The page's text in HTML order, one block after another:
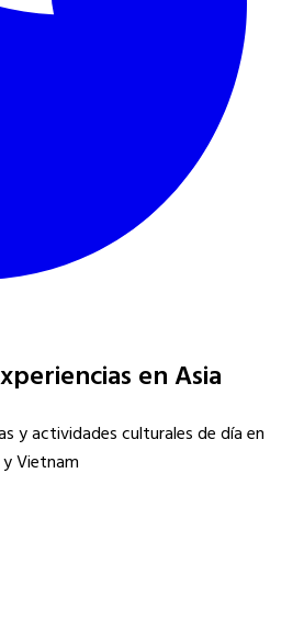
en Asia
y actividades culturales de día en
y Vietnam